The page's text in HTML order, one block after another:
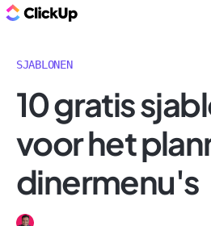
SJABLONEN
10 gratis
voor het
dinermenu's